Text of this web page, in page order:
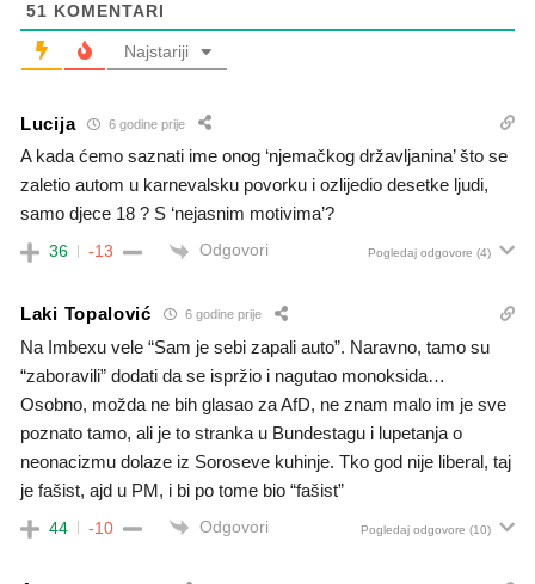
51 KOMENTARI
Najstariji
Lucija 6 godine prije
A kada ćemo saznati ime onog ‘njemačkog državljanina’ što se
zaletio autom u karnevalsku povorku i ozlijedio desetke ljudi,
samo djece 18 ? S ‘nejasnim motivima’?
36 -13 Odgovori Pogledaj odgovore (4)
Laki Topalović 6 godine prije
Na Imbexu vele “Sam je sebi zapali auto”. Naravno, tamo su
“zaboravili” dodati da se ispržio i nagutao monoksida…
Osobno, možda ne bih glasao za AfD, ne znam malo im je sve
poznato tamo, ali je to stranka u Bundestagu i lupetanja o
neonacizmu dolaze iz Soroseve kuhinje. Tko god nije liberal, taj
je fašist, ajd u PM, i bi po tome bio “fašist”
44 -10 Odgovori Pogledaj odgovore (10)